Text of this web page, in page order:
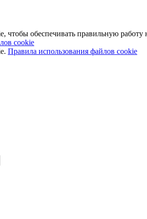
обеспечивать правильную работу
cookie
Правила использования файлов cookie